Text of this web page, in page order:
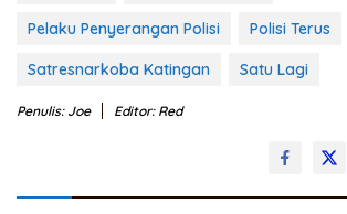
Pelaku Penyerangan Polisi Polisi Terus
Satresnarkoba Katingan Satu Lagi
Penulis: Joe Editor: Red